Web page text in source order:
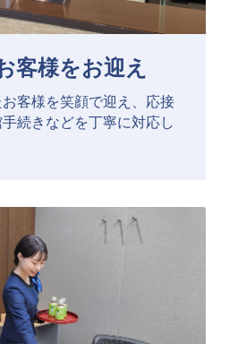
客様をお迎え
客様を笑顔で迎え、応接
続きなどを丁寧に対応し